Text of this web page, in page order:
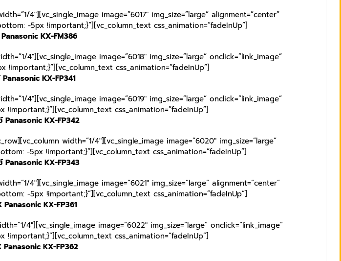
4″][vc_single_image image=”6017″ img_size=”large” alignment=”center”
-5px !important;}”][vc_column_text css_animation=”fadeInUp”]
KX-FM386
4″][vc_single_image image=”6018″ img_size=”large” onclick=”link_image”
!important;}”][vc_column_text css_animation=”fadeInUp”]
KX-FP341
4″][vc_single_image image=”6019″ img_size=”large” onclick=”link_image”
!important;}”][vc_column_text css_animation=”fadeInUp”]
KX-FP342
width=”1/4″][vc_single_image image=”6020″ img_size=”large”
-5px !important;}”][vc_column_text css_animation=”fadeInUp”]
KX-FP343
4″][vc_single_image image=”6021″ img_size=”large” alignment=”center”
-5px !important;}”][vc_column_text css_animation=”fadeInUp”]
KX-FP361
4″][vc_single_image image=”6022″ img_size=”large” onclick=”link_image”
!important;}”][vc_column_text css_animation=”fadeInUp”]
KX-FP362